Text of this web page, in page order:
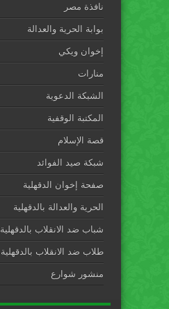
نافذة مصر
بوابة الحرية والعدالة
إخوان ويكي
منارات
الشبكة الدعوية
المكتبة الوقفية
قصة الإسلام
شبكة صيد الفوائد
صفحة إخوان الدقهلية
الحرية والعدالة بالدقهلية
شباب ضد الانقلاب بالدقهلية
طلاب ضد الانقلاب بالدقهلية
منشور شوارع